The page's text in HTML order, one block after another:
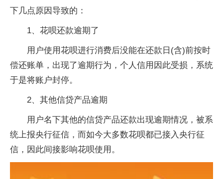
下几点原因导致的：
1、花呗还款逾期了
用户使用花呗进行消费后没能在还款日(含)前按时
偿还账单，出现了逾期行为，个人信用因此受损，系统
于是将账户封停。
2、其他信贷产品逾期
用户名下其他的信贷产品还款出现逾期情况，被系
统上报央行征信，而如今大多数花呗都已接入央行征
信，因此间接影响花呗使用。